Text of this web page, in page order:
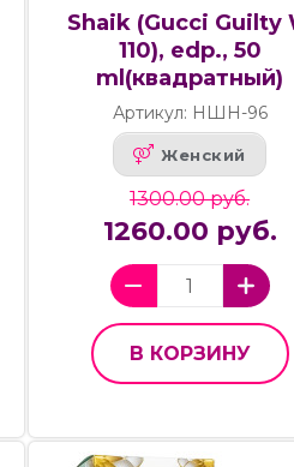
Shaik (Gucci Guilty
110), edp., 50
ml(квадратный)
Артикул: НШН-96
Женский
1300.00 руб.
1260.00 руб.
В КОРЗИНУ